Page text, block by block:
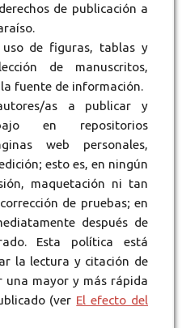
de publicación a
de figuras, tablas y
de manuscritos,
fuente de información.
as a publicar y
en repositorios
web personales,
esto es, en ningún
maquetación ni tan
de pruebas; en
después de
Esta política está
la lectura y citación de
una mayor y más rápida
(ver El efecto del